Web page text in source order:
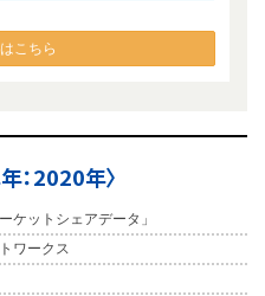
こちら
：2020年〉
ケットシェアデータ」
ワークス